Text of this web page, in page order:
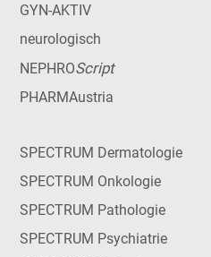
GYN-AKTIV
neurologisch
NEPHROScript
PHARMAustria
SPECTRUM Dermatologie
SPECTRUM Onkologie
SPECTRUM Pathologie
SPECTRUM Psychiatrie